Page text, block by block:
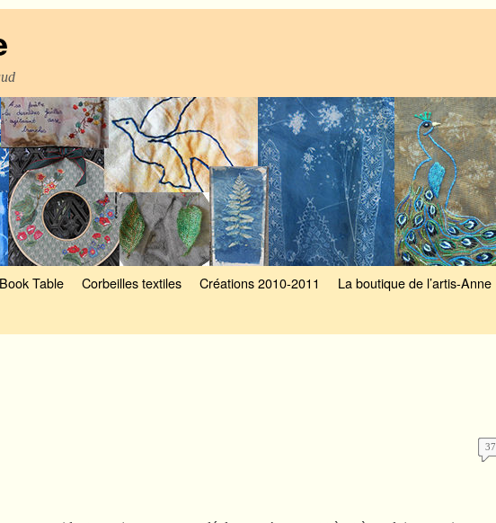
Book Table Corbeilles textiles Créations 2010-2011
La boutique de l’artis-Anne
37